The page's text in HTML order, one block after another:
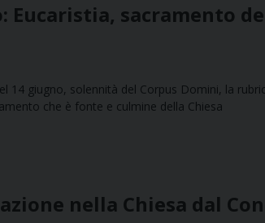
Eucaristia, sacramento
14 giugno, solennità del Corpus Domini, la
che è fonte e culmine della Chiesa
nella Chiesa dal